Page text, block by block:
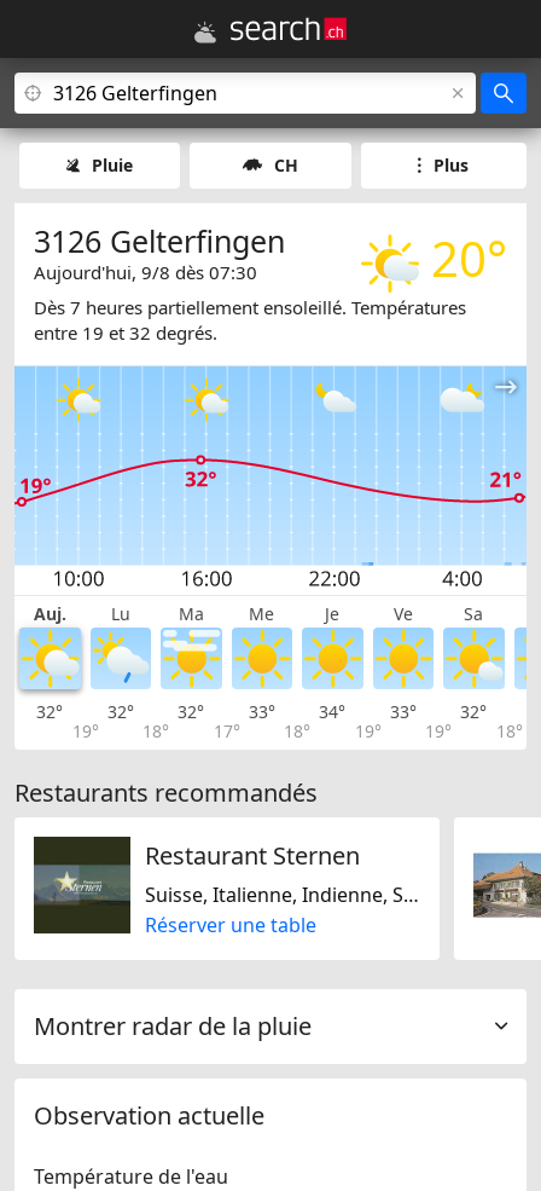
Pluie CH Plus
20°
3126 Gelterfingen
Aujourd'hui, 9/8 dès 07:30
Dès 7 heures partiellement ensoleillé. Températures
entre 19 et 32 degrés.
Auj. Lu Ma Me Je Ve Sa
32°
19°
32°
18°
32°
17°
33°
18°
34°
19°
33°
19°
32°
18°
Restaurants recommandés
Restaurant Sternen
Suisse, Italienne, Indienne, Sri Lankais, Plats bio, Sans gluten
Réserver une table
Montrer radar de la pluie
Observation actuelle
Température de l'eau